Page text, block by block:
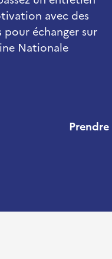
avec des
pour échanger sur
Nationale